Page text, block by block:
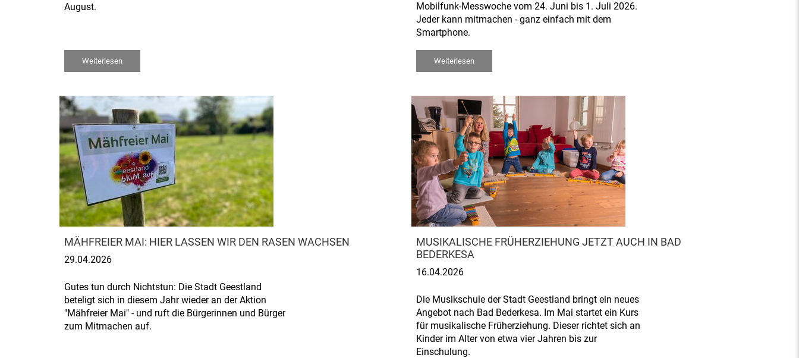
August.
Weiterlesen
Mobilfunk-Messwoche vom 24. Juni bis 1. Juli 2026.
Jeder kann mitmachen - ganz einfach mit dem
Smartphone.
Weiterlesen
MÄHFREIER MAI: HIER LASSEN WIR DEN RASEN WACHSEN
29.04.2026
Gutes tun durch Nichtstun: Die Stadt Geestland
beteligt sich in diesem Jahr wieder an der Aktion
"Mähfreier Mai" - und ruft die Bürgerinnen und Bürger
zum Mitmachen auf.
MUSIKALISCHE FRÜHERZIEHUNG JETZT AUCH IN BAD
BEDERKESA
16.04.2026
Die Musikschule der Stadt Geestland bringt ein neues
Angebot nach Bad Bederkesa. Im Mai startet ein Kurs
für musikalische Früherziehung. Dieser richtet sich an
Kinder im Alter von etwa vier Jahren bis zur
Einschulung.